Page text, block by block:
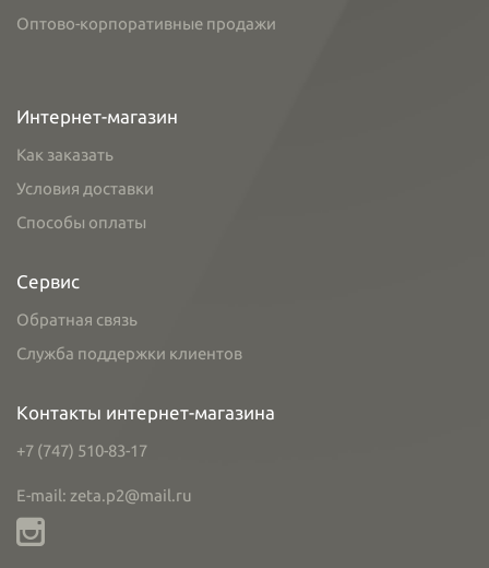
Оптово-корпоративные продажи
Интернет-магазин
Как заказать
Условия доставки
Способы оплаты
Сервис
Обратная связь
Служба поддержки клиентов
Контакты интернет-магазина
+7 (747) 510-83-17
E-mail: zeta.p2@mail.ru